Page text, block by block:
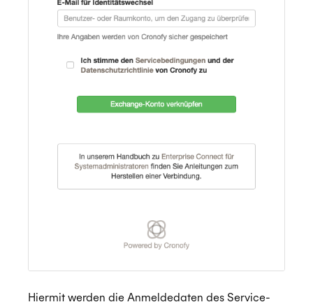
Hiermit werden die Anmeldedaten des Service-